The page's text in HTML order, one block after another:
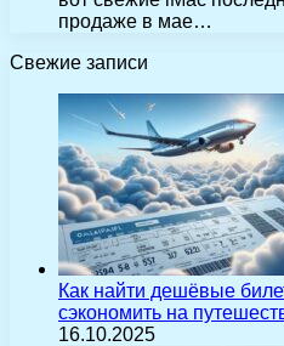
продаже в мае…
Свежие записи
Как найти дешёвые
сэкономить на
16.10.2025